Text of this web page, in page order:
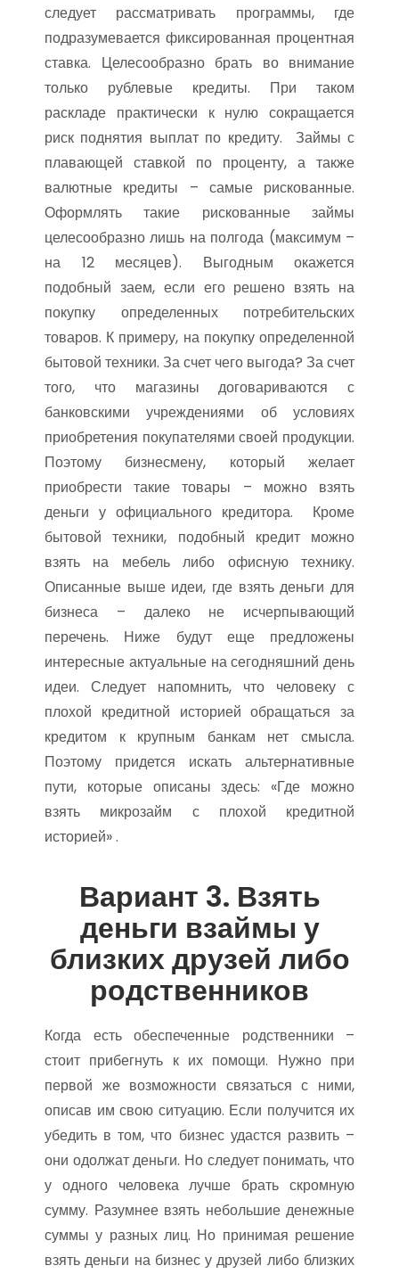
следует рассматривать программы, где
подразумевается фиксированная процентная
ставка. Целесообразно брать во внимание
только рублевые кредиты. При таком
раскладе практически к нулю сокращается
риск поднятия выплат по кредиту. Займы с
плавающей ставкой по проценту, а также
валютные кредиты – самые рискованные.
Оформлять такие рискованные займы
целесообразно лишь на полгода (максимум –
на 12 месяцев). Выгодным окажется
подобный заем, если его решено взять на
покупку определенных потребительских
товаров. К примеру, на покупку определенной
бытовой техники. За счет чего выгода? За счет
того, что магазины договариваются с
банковскими учреждениями об условиях
приобретения покупателями своей продукции.
Поэтому бизнесмену, который желает
приобрести такие товары – можно взять
деньги у официального кредитора. Кроме
бытовой техники, подобный кредит можно
взять на мебель либо офисную технику.
Описанные выше идеи, где взять деньги для
бизнеса – далеко не исчерпывающий
перечень. Ниже будут еще предложены
интересные актуальные на сегодняшний день
идеи. Следует напомнить, что человеку с
плохой кредитной историей обращаться за
кредитом к крупным банкам нет смысла.
Поэтому придется искать альтернативные
пути, которые описаны здесь: «Где можно
взять микрозайм с плохой кредитной
историей» .
Вариант 3. Взять
деньги взаймы у
близких друзей либо
родственников
Когда есть обеспеченные родственники –
стоит прибегнуть к их помощи. Нужно при
первой же возможности связаться с ними,
описав им свою ситуацию. Если получится их
убедить в том, что бизнес удастся развить –
они одолжат деньги. Но следует понимать, что
у одного человека лучше брать скромную
сумму. Разумнее взять небольшие денежные
суммы у разных лиц. Но принимая решение
взять деньги на бизнес у друзей либо близких